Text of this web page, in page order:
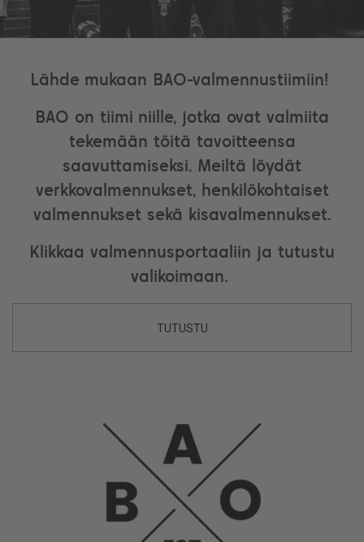
Lähde mukaan BAO-valmennustiimiin!
BAO on tiimi niille, jotka ovat valmiita
tekemään töitä tavoitteensa
saavuttamiseksi. Meiltä löydät
verkkovalmennukset, henkilökohtaiset
valmennukset sekä kisavalmennukset.
Klikkaa valmennusportaaliin ja tutustu
valikoimaan.
TUTUSTU